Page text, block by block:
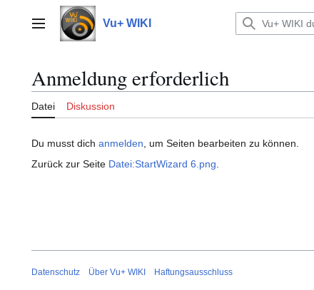
springenHauptmenü Vu+ WIKI
Anmeldung erforderlich
Datei Diskussion
Du musst dich anmelden , um Seiten bearbeiten zu können.
Zurück zur Seite Datei:StartWizard 6.png
Datenschutz Über Vu+ WIKI Haftungsausschluss